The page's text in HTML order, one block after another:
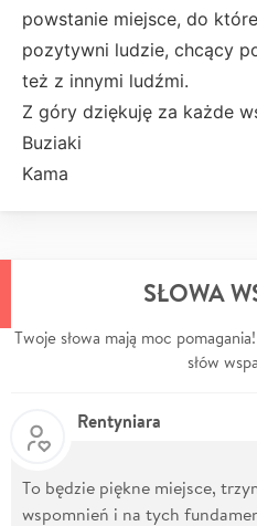
powstanie miejsce, do
pozytywni ludzie, chcący
też z innymi ludźmi.
Z góry dziękuję za każde
Buziaki
Kama
SŁOWA
Twoje słowa mają moc
słów
Rentyniara
To będzie piękne miejsce,
wspomnień i na tych